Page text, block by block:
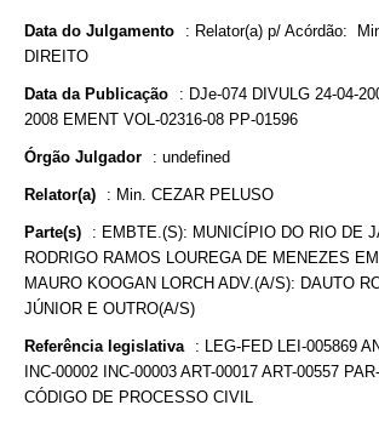
Data do Julgamento : Relator(a) p/ Acórdão:
DIREITO
Data da Publicação : DJe-074 DIVULG 24-04-
2008 EMENT VOL-02316-08 PP-01596
Órgão Julgador : undefined
Relator(a) : Min. CEZAR PELUSO
Parte(s) : EMBTE.(S): MUNICÍPIO DO RIO DE
RODRIGO RAMOS LOUREGA DE MENEZES
MAURO KOOGAN LORCH ADV.(A/S): DAUTO
JÚNIOR E OUTRO(A/S)
Referência legislativa : LEG-FED LEI-005869
INC-00002 INC-00003 ART-00017 ART-00557
CÓDIGO DE PROCESSO CIVIL